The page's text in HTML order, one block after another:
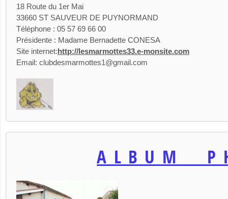
18 Route du 1er Mai
33660 ST SAUVEUR DE PUYNORMAND
Téléphone : 05 57 69 66 00
Présidente : Madame Bernadette CONESA
Site internet:http://lesmarmottes33.e-monsite.com
Email: clubdesmarmottes1@gmail.com
ALBUM